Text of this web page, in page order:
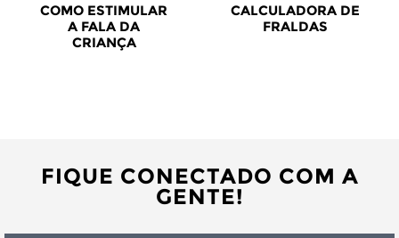
COMO ESTIMULAR
A FALA DA
CRIANÇA
CALCULADORA DE
FRALDAS
FIQUE CONECTADO COM A
GENTE!